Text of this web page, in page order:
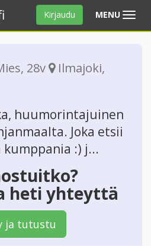
MENU Avaa
valikko
Kirjaudu
, 28v Ilmajoki,
huumorintajuinen
Joka etsii
kumppania :) j...
heti yhteyttä
ja tutustu